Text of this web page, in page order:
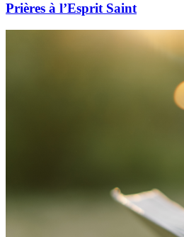
Prières à l’Esprit Saint